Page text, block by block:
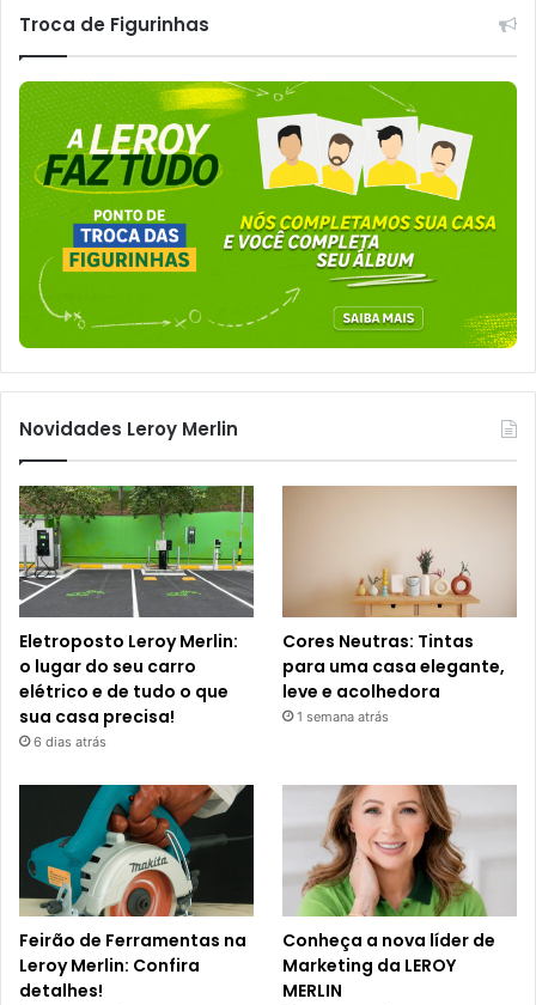
Troca de Figurinhas
Novidades Leroy Merlin
Eletroposto Leroy Merlin:
o lugar do seu carro
elétrico e de tudo o que
sua casa precisa!
6 dias atrás
Cores Neutras: Tintas
para uma casa elegante,
leve e acolhedora
1 semana atrás
Feirão de Ferramentas na
Leroy Merlin: Confira
detalhes!
Conheça a nova líder de
Marketing da LEROY
MERLIN